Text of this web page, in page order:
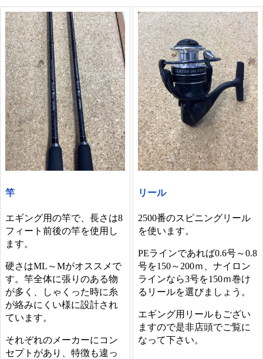
竿
エギング用の竿で、長さは8
フィート前後の竿を使用し
ます。
硬さはML～Mがオススメで
す。竿全体に張りのある物
が多く、しゃくった時に糸
が絡みにくい様に設計され
ています。
それぞれのメーカーにコン
セプトがあり、特徴も違っ
リール
2500番のスピニングリール
を使います。
PEラインであれば0.6号～0.8
号を150～200ｍ、ナイロン
ラインなら3号を150ｍ巻け
るリールを選びましょう。
エギング用リールもござい
ますので是非店頭でご覧に
なって下さい。